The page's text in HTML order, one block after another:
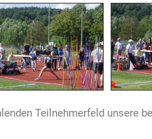
Teilnehmerfeld unsere